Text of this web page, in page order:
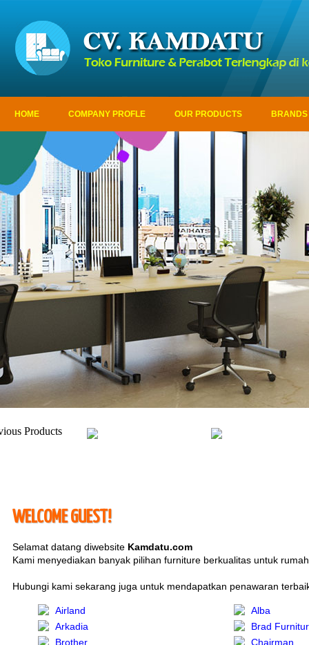
HOME COMPANY PROFLE OUR PRODUCTS BRANDS
WELCOME GUEST!
Selamat datang diwebsite Kamdatu.com
Kami menyediakan banyak pilihan furniture berkualitas untuk
Hubungi kami sekarang juga untuk mendapatkan penawaran
Airland
Alba
Arkadia
Brad
Brother
Chairman